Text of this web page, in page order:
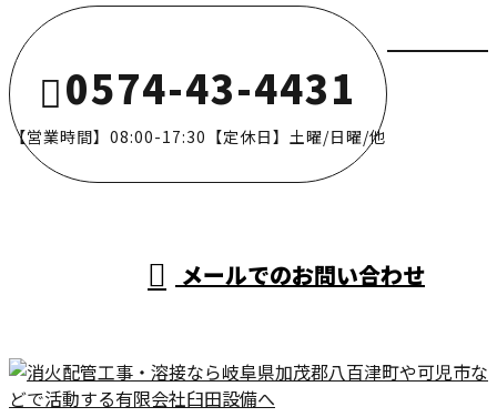
0574-43-4431
【営業時間】08:00-17:30【定休日】土曜/日曜/他
メールでのお問い合わせ